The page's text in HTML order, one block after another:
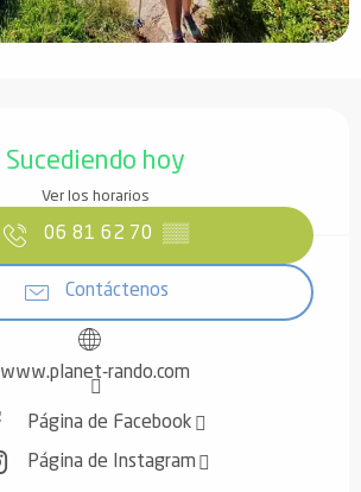
Sucediendo hoy
Ver los horarios
06 81 62 70 ▒▒
Contáctenos
www.planet-rando.com
Página de Facebook
Página de Instagram